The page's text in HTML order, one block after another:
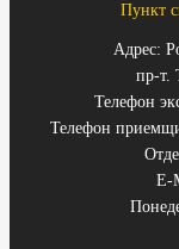
Пункт
Адрес:
пр-т.
Телефон
Телефон
E-